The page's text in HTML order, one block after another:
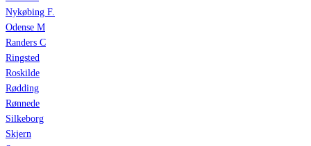
Nykøbing F.
Odense M
Randers C
Ringsted
Roskilde
Rødding
Rønnede
Silkeborg
Skjern